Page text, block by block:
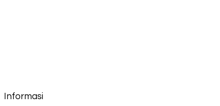
Informasi